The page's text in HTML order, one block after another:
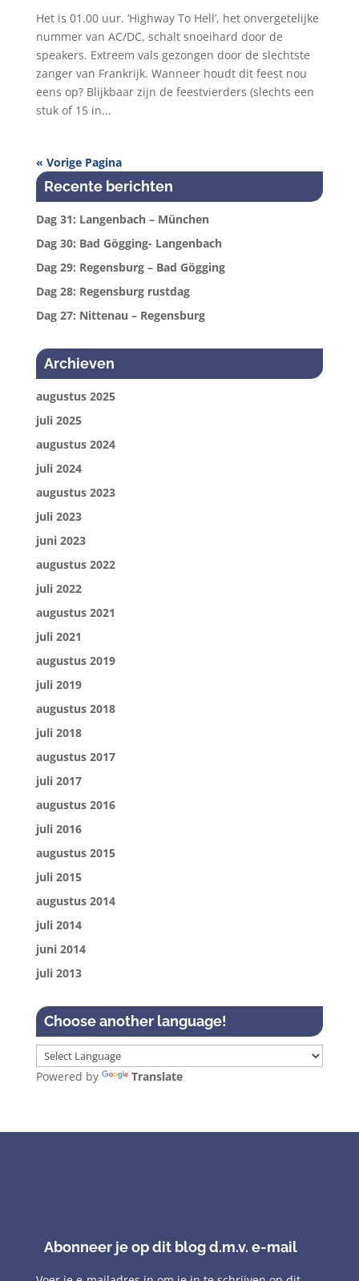
Het is 01.00 uur. ‘Highway To Hell’, het onvergetelijke
nummer van AC/DC, schalt snoeihard door de
speakers. Extreem vals gezongen door de slechtste
zanger van Frankrijk. Wanneer houdt dit feest nou
eens op? Blijkbaar zijn de feestvierders (slechts een
stuk of 15 in...
« Vorige Pagina
Recente berichten
Dag 31: Langenbach – München
Dag 30: Bad Gögging- Langenbach
Dag 29: Regensburg – Bad Gögging
Dag 28: Regensburg rustdag
Dag 27: Nittenau – Regensburg
Archieven
augustus 2025
juli 2025
augustus 2024
juli 2024
augustus 2023
juli 2023
juni 2023
augustus 2022
juli 2022
augustus 2021
juli 2021
augustus 2019
juli 2019
augustus 2018
juli 2018
augustus 2017
juli 2017
augustus 2016
juli 2016
augustus 2015
juli 2015
augustus 2014
juli 2014
juni 2014
juli 2013
Choose another language!
Powered by Translate
Abonneer je op dit blog d.m.v. e-mail